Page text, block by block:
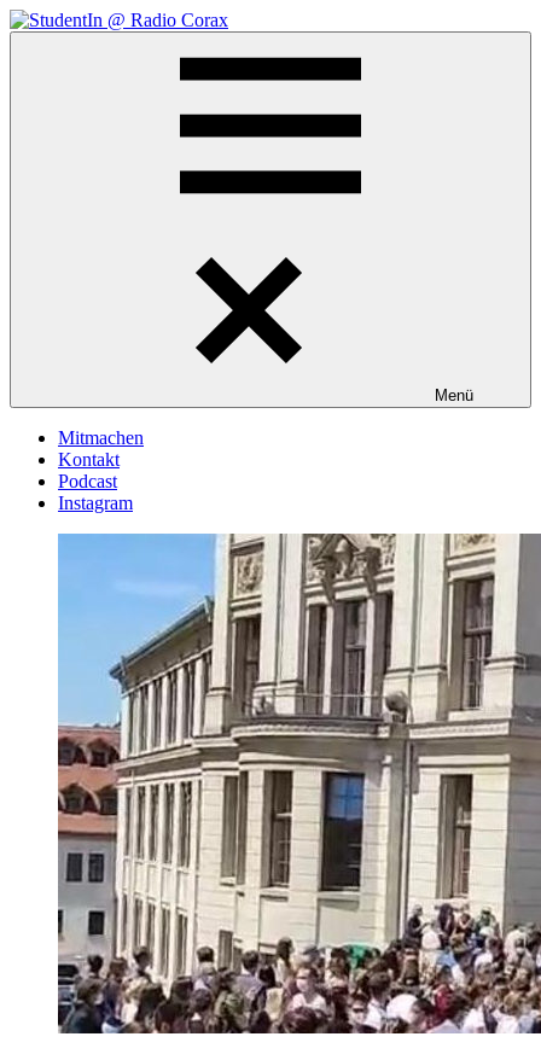
Zum
Inhalt
Menü
Mitmachen
Kontakt
Podcast
Instagram